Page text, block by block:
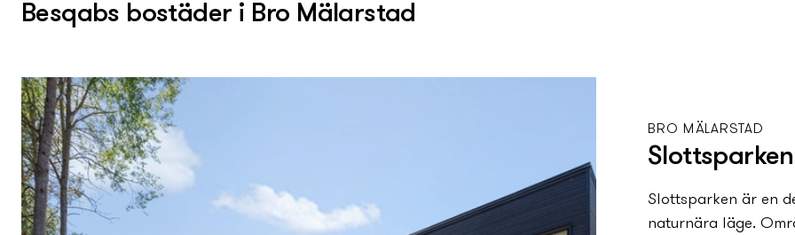
Besqabs bostäder i Bro Mälarstad
BRO MÄLARSTAD
Slottsparken
Slottsparken är en
naturnära läge.